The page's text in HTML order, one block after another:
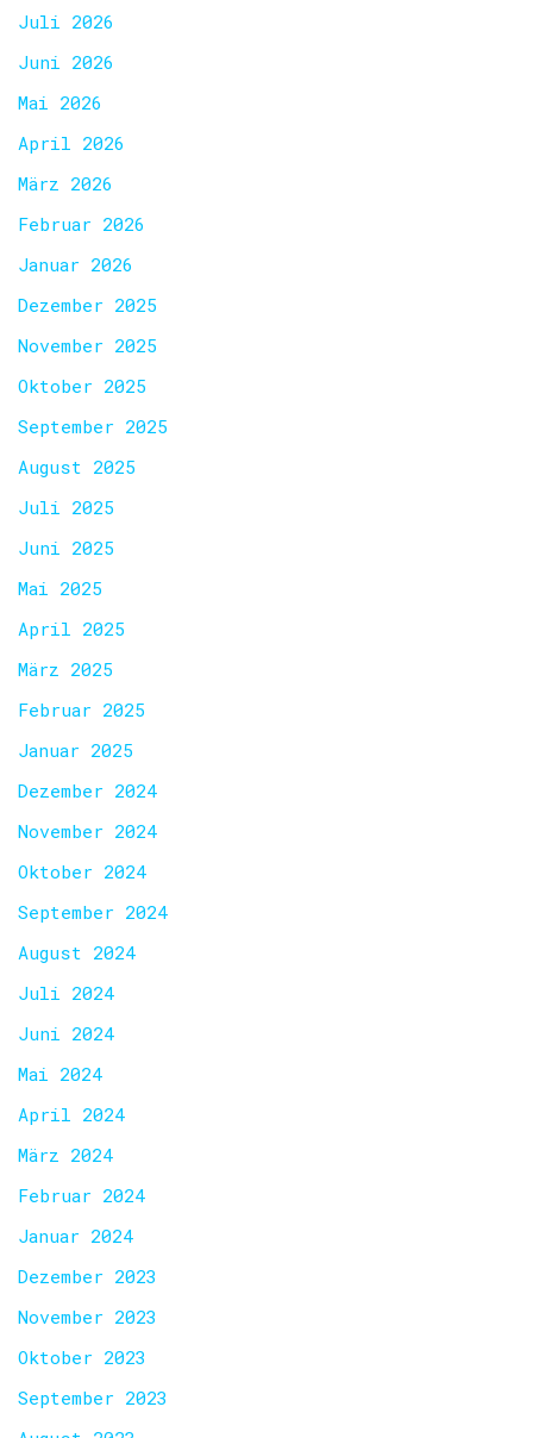
Juli 2026
Juni 2026
Mai 2026
April 2026
März 2026
Februar 2026
Januar 2026
Dezember 2025
November 2025
Oktober 2025
September 2025
August 2025
Juli 2025
Juni 2025
Mai 2025
April 2025
März 2025
Februar 2025
Januar 2025
Dezember 2024
November 2024
Oktober 2024
September 2024
August 2024
Juli 2024
Juni 2024
Mai 2024
April 2024
März 2024
Februar 2024
Januar 2024
Dezember 2023
November 2023
Oktober 2023
September 2023